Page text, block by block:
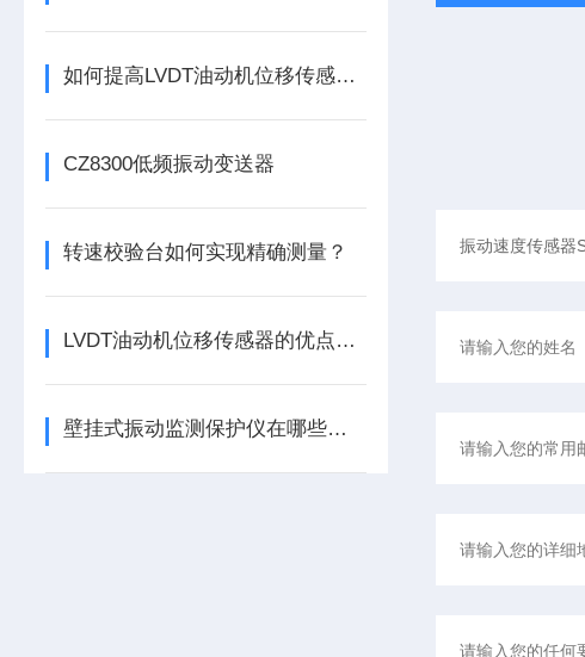
如何提高LVDT油动机位移传感器的精度？
CZ8300低频振动变送器
转速校验台如何实现精确测量？
LVDT油动机位移传感器的优点分别有这几点
壁挂式振动监测保护仪在哪些领域有广泛应用？